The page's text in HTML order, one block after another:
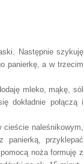
Następnieszykuję
panierkę, awtrzecim
mleko, mąkę , sól
dokładnie połącząi
cieście naleśnikowym,
panierką, przyklepać
pomocą noża formuję z